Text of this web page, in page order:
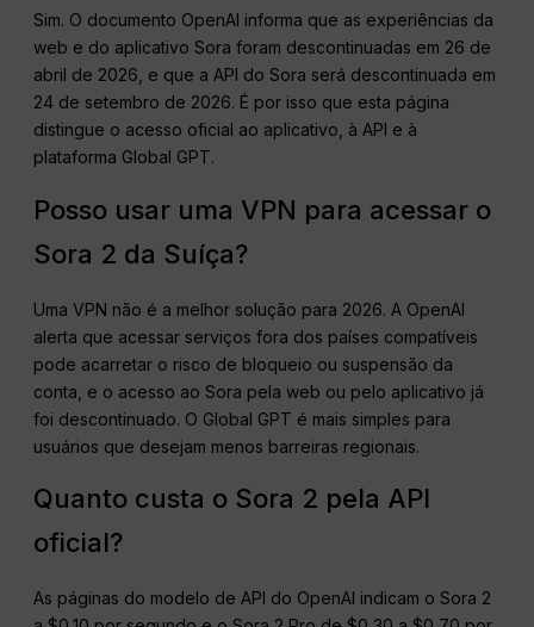
Sim. O documento OpenAI informa que as experiências da
web e do aplicativo Sora foram descontinuadas em 26 de
abril de 2026, e que a API do Sora será descontinuada em
24 de setembro de 2026. É por isso que esta página
distingue o acesso oficial ao aplicativo, à API e à
plataforma Global GPT.
Posso usar uma VPN para acessar o
Sora 2 da Suíça?
Uma VPN não é a melhor solução para 2026. A OpenAI
alerta que acessar serviços fora dos países compatíveis
pode acarretar o risco de bloqueio ou suspensão da
conta, e o acesso ao Sora pela web ou pelo aplicativo já
foi descontinuado. O Global GPT é mais simples para
usuários que desejam menos barreiras regionais.
Quanto custa o Sora 2 pela API
oficial?
As páginas do modelo de API do OpenAI indicam o Sora 2